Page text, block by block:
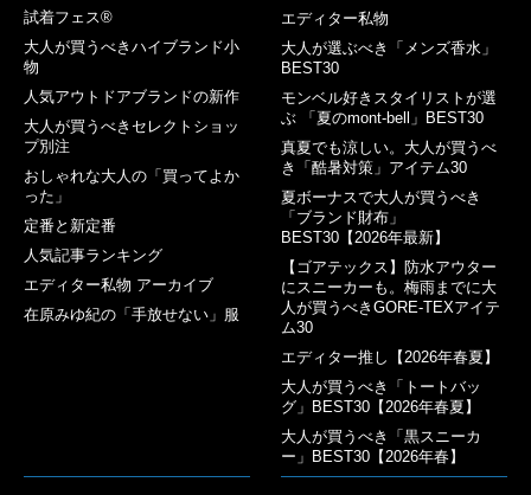
試着フェス®︎
大人が買うべきハイブランド小
物
人気アウトドアブランドの新作
大人が買うべきセレクトショッ
プ別注
おしゃれな大人の「買ってよか
った」
定番と新定番
人気記事ランキング
エディター私物 アーカイブ
在原みゆ紀の「手放せない」服
エディター私物
大人が選ぶべき「メンズ香水」
BEST30
モンベル好きスタイリストが選
ぶ 「夏のmont-bell」BEST30
真夏でも涼しい。大人が買うべ
き「酷暑対策」アイテム30
夏ボーナスで大人が買うべき
「ブランド財布」
BEST30【2026年最新】
【ゴアテックス】防水アウター
にスニーカーも。梅雨までに大
人が買うべきGORE-TEXアイテ
ム30
エディター推し【2026年春夏】
大人が買うべき「トートバッ
グ」BEST30【2026年春夏】
大人が買うべき「黒スニーカ
ー」BEST30【2026年春】